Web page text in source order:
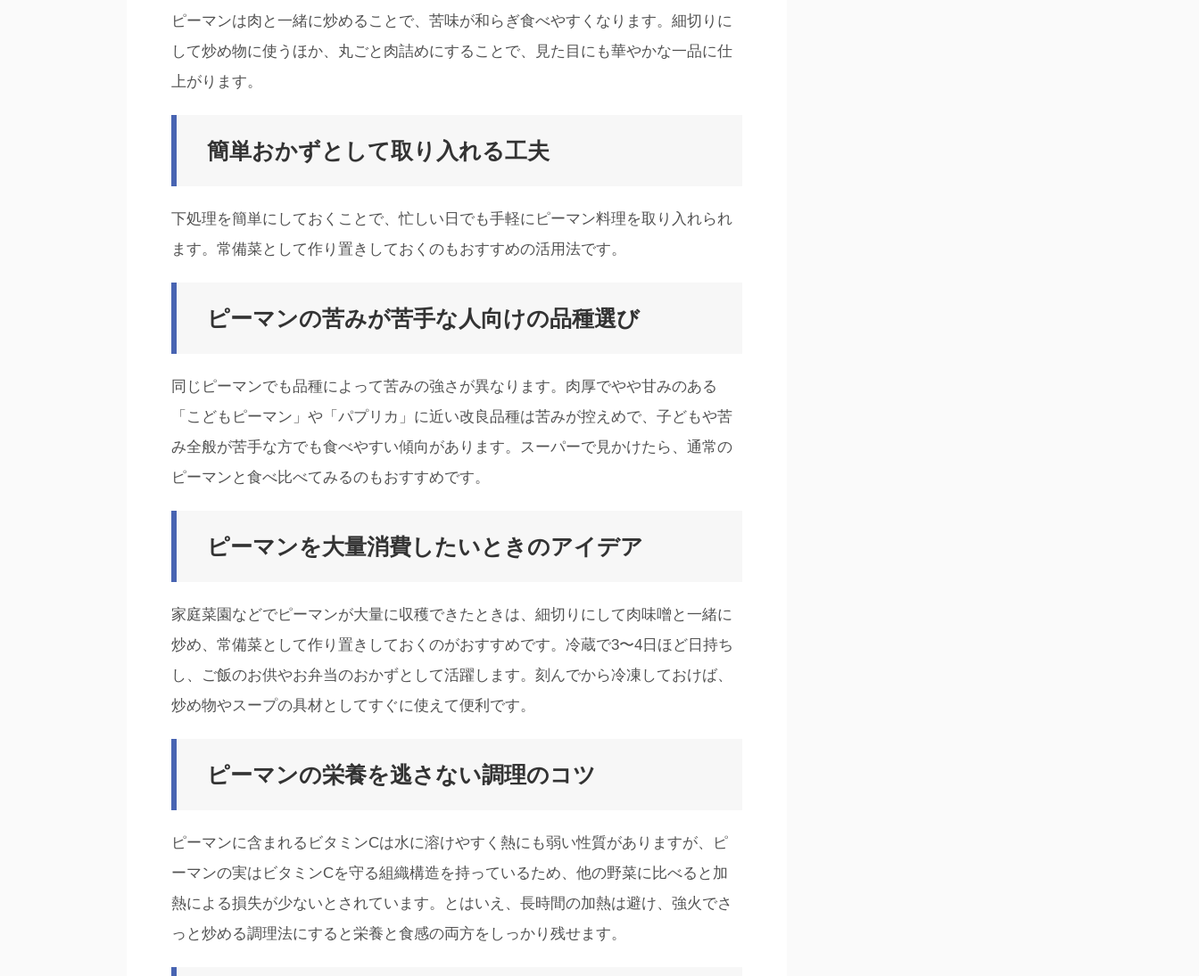
ピーマンは肉と一緒に炒めることで、苦味が和らぎ食べやすくなります。細切りに
して炒め物に使うほか、丸ごと肉詰めにすることで、見た目にも華やかな一品に仕
上がります。
簡単おかずとして取り入れる工夫
下処理を簡単にしておくことで、忙しい日でも手軽にピーマン料理を取り入れられ
ます。常備菜として作り置きしておくのもおすすめの活用法です。
ピーマンの苦みが苦手な人向けの品種選び
同じピーマンでも品種によって苦みの強さが異なります。肉厚でやや甘みのある
「こどもピーマン」や「パプリカ」に近い改良品種は苦みが控えめで、子どもや苦
み全般が苦手な方でも食べやすい傾向があります。スーパーで見かけたら、通常の
ピーマンと食べ比べてみるのもおすすめです。
ピーマンを大量消費したいときのアイデア
家庭菜園などでピーマンが大量に収穫できたときは、細切りにして肉味噌と一緒に
炒め、常備菜として作り置きしておくのがおすすめです。冷蔵で3〜4日ほど日持ち
し、ご飯のお供やお弁当のおかずとして活躍します。刻んでから冷凍しておけば、
炒め物やスープの具材としてすぐに使えて便利です。
ピーマンの栄養を逃さない調理のコツ
ピーマンに含まれるビタミンCは水に溶けやすく熱にも弱い性質がありますが、ピ
ーマンの実はビタミンCを守る組織構造を持っているため、他の野菜に比べると加
熱による損失が少ないとされています。とはいえ、長時間の加熱は避け、強火でさ
っと炒める調理法にすると栄養と食感の両方をしっかり残せます。